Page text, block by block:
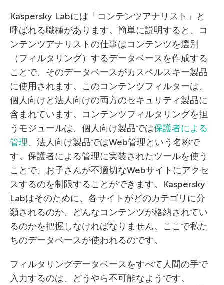
Kaspersky Labには「コンテンツアナリスト」と
呼ばれる職種があります。簡単に説明すると、コ
ンテンツアナリストの仕事はコンテンツを選別
（フィルタリング）するデータベースを作成する
ことで、そのデータベースがカスペルスキー製品
に使用されます。このコンテンツフィルターは、
個人向けと法人向けの両方のセキュリティ製品に
含まれています。コンテンツフィルタリングを担
うモジュールは、個人向け製品では保護者による
管理、法人向け製品ではWeb管理という名称で
す。保護者による管理に実装されたツールを使う
ことで、お子さんが不適切なWebサイトにアクセ
スするのを制限することができます。Kaspersky
Labはそのために、各サイトがどのカテゴリに分
類されるのか、どんなコンテンツが格納されてい
るのかを把握しなければなりません。ここで私た
ちのデータベースが使われるのです。
フィルタリングデータベースをすべて人間の手で
入力するのは、どうやら不可能なようです。